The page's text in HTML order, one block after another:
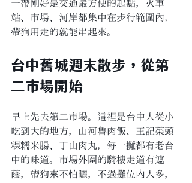
一帶剛好是交通最方便的起點，火車
站、市場、河岸都集中在步行範圍內，
帶狗用走的就能串起來。
台中舊城週末散步，從第
二市場開始
早上先去第二市場。這裡是台中人從小
吃到大的地方，山河魯肉飯、王記菜頭
粿糯米腸、丁山肉丸，每一攤都有老台
中的味道。市場外圍的騎樓走道有遮
蔭，帶狗來不怕曬，不過攤位內人多，